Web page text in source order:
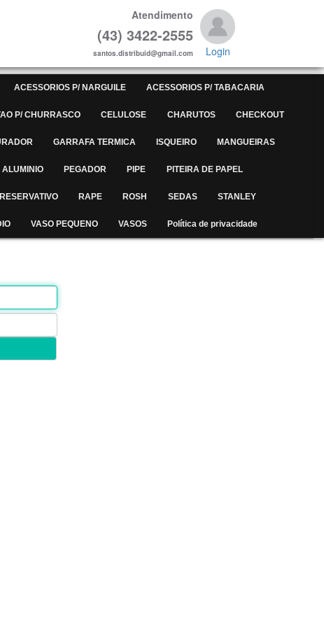
Atendimento
(43) 3422-2555
santos.distribuid@gmail.com Login
ACESSORIOS P/ NARGUILE ACESSORIOS P/ TABACARIA
P/ CHURRASCO CELULOSE CHARUTOS CHECKOUT
GARRAFA TERMICA ISQUEIRO MANGUEIRAS
ALUMINIO PEGADOR PIPE PITEIRA DE PAPEL
RAPE ROSH SEDAS STANLEY
VASO PEQUENO VASOS Política de privacidade